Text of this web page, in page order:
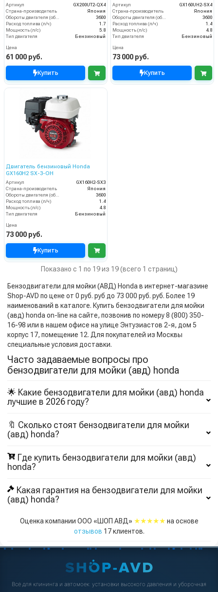
Артикул
GX200UT2-QX4
Страна-производитель
Япония
Обороты двигателя (об/мин)
3600
Расход топлива (л/ч)
1.7
Мощность (л/с)
5.8
Тип двигателя
Бензиновый
Цена
61 000 руб.
Купить
Артикул
GX160UH2-SX4
Страна-производитель
Япония
Обороты двигателя (об/мин)
3600
Расход топлива (л/ч)
1.4
Мощность (л/с)
4.8
Тип двигателя
Бензиновый
Цена
73 000 руб.
Купить
Двигатель бензиновый Honda
GX160H2 SX-3-OH
Артикул
GX160H2-SX3
Страна-производитель
Япония
3600
Расход топлива (л/ч)
1.4
Мощность (л/с)
4.8
Тип двигателя
Бензиновый
Цена
73 000 руб.
Купить
Показано с 1 по 19 из 19 (всего 1 страниц)
Бензодвигатели для мойки (АВД) Honda в интернет-магазине
Shop-AVD по цене от 0 руб. руб до 73 000 руб. руб. Более 19
наименований в каталоге. Купить бензодвигатели для мойки
(авд) honda on-line на сайте, позвонив по номеру 8 (800) 350-
16-98 или в нашем офисе на улице Энтузиастов 2-я, дом 5
корпус 17, помещение 12. Для покупателей из Москвы
специальные условия доставки.
Часто задаваемые вопросы про
бензодвигатели для мойки (авд) honda
🌟 Какие бензодвигатели для мойки (авд) honda
лучшие в 2026 году?
🔖 Сколько стоят бензодвигатели для мойки
(авд) honda?
Где купить бензодвигатели для мойки (авд)
honda?
Какая гарантия на бензодвигатели для мойки
(авд) honda?
Оценка компании ООО «ШОП АВД» ★★★★★ на основе
отзывов 17клиентов.
Всё для клининга и автомоек: установки высокого давления и уборочная